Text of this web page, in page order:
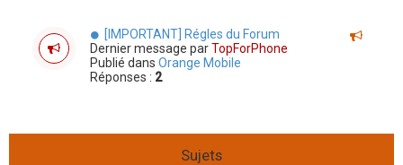
[IMPORTANT] Régles du Forum
Dernier message parTopForPhone
Publié dans Orange Mobile
Réponses : 2
Sujets